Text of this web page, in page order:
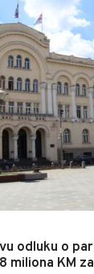
odluku o
miliona KM